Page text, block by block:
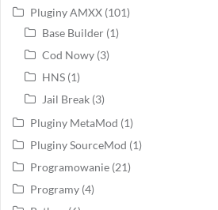
Pluginy AMXX (101)
Base Builder (1)
Cod Nowy (3)
HNS (1)
Jail Break (3)
Pluginy MetaMod (1)
Pluginy SourceMod (1)
Programowanie (21)
Programy (4)